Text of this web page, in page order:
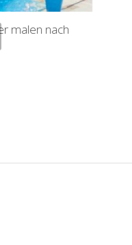
malen nach